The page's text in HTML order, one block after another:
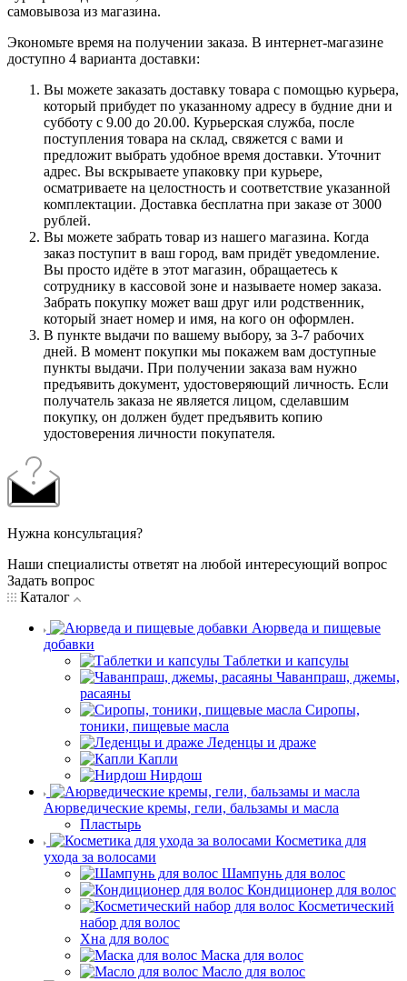
самовывоза из магазина.
Экономьте время на получении заказа. В интернет-магазине
доступно 4 варианта доставки:
Вы можете заказать доставку товара с помощью курьера,
который прибудет по указанному адресу в будние дни и
субботу с 9.00 до 20.00. Курьерская служба, после
поступления товара на склад, свяжется с вами и
предложит выбрать удобное время доставки. Уточнит
адрес. Вы вскрываете упаковку при курьере,
осматриваете на целостность и соответствие указанной
комплектации. Доставка бесплатна при заказе от 3000
рублей.
Вы можете забрать товар из нашего магазина. Когда
заказ поступит в ваш город, вам придёт уведомление.
Вы просто идёте в этот магазин, обращаетесь к
сотруднику в кассовой зоне и называете номер заказа.
Забрать покупку может ваш друг или родственник,
который знает номер и имя, на кого он оформлен.
В пункте выдачи по вашему выбору, за 3-7 рабочих
дней. В момент покупки мы покажем вам доступные
пункты выдачи. При получении заказа вам нужно
предъявить документ, удостоверяющий личность. Если
получатель заказа не является лицом, сделавшим
покупку, он должен будет предъявить копию
удостоверения личности покупателя.
Нужна консультация?
Наши специалисты ответят на любой интересующий вопрос
Задать вопрос
Каталог
Аюрведа и пищевые
добавки
Таблетки и капсулы
Чаванпраш, джемы,
расаяны
Сиропы,
тоники, пищевые масла
Леденцы и драже
Капли
Нирдош
Аюрведические кремы, гели, бальзамы и масла
Пластырь
Косметика для
ухода за волосами
Шампунь для волос
Кондиционер для волос
Косметический
набор для волос
Хна для волос
Маска для волос
Масло для волос